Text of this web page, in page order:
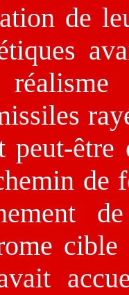
de
peut-être
de